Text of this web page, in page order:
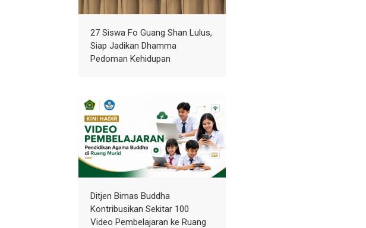
27 Siswa Fo Guang Shan Lulus,
Siap Jadikan Dhamma
Pedoman Kehidupan
Ditjen Bimas Buddha
Kontribusikan Sekitar 100
Video Pembelajaran ke Ruang